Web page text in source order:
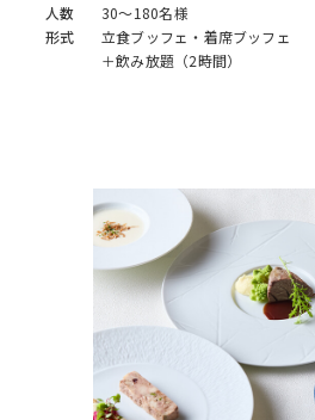
人数
30～180名様
形式
立食ブッフェ・着席ブッフェ
＋飲み放題（2時間）